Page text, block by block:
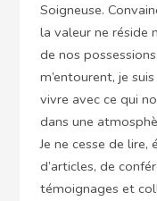
Soigneuse.
la valeur ne réside
de nos
m’entourent, je
vivre avec ce qui
dans une
Je ne cesse de
d’articles, de
témoignages et